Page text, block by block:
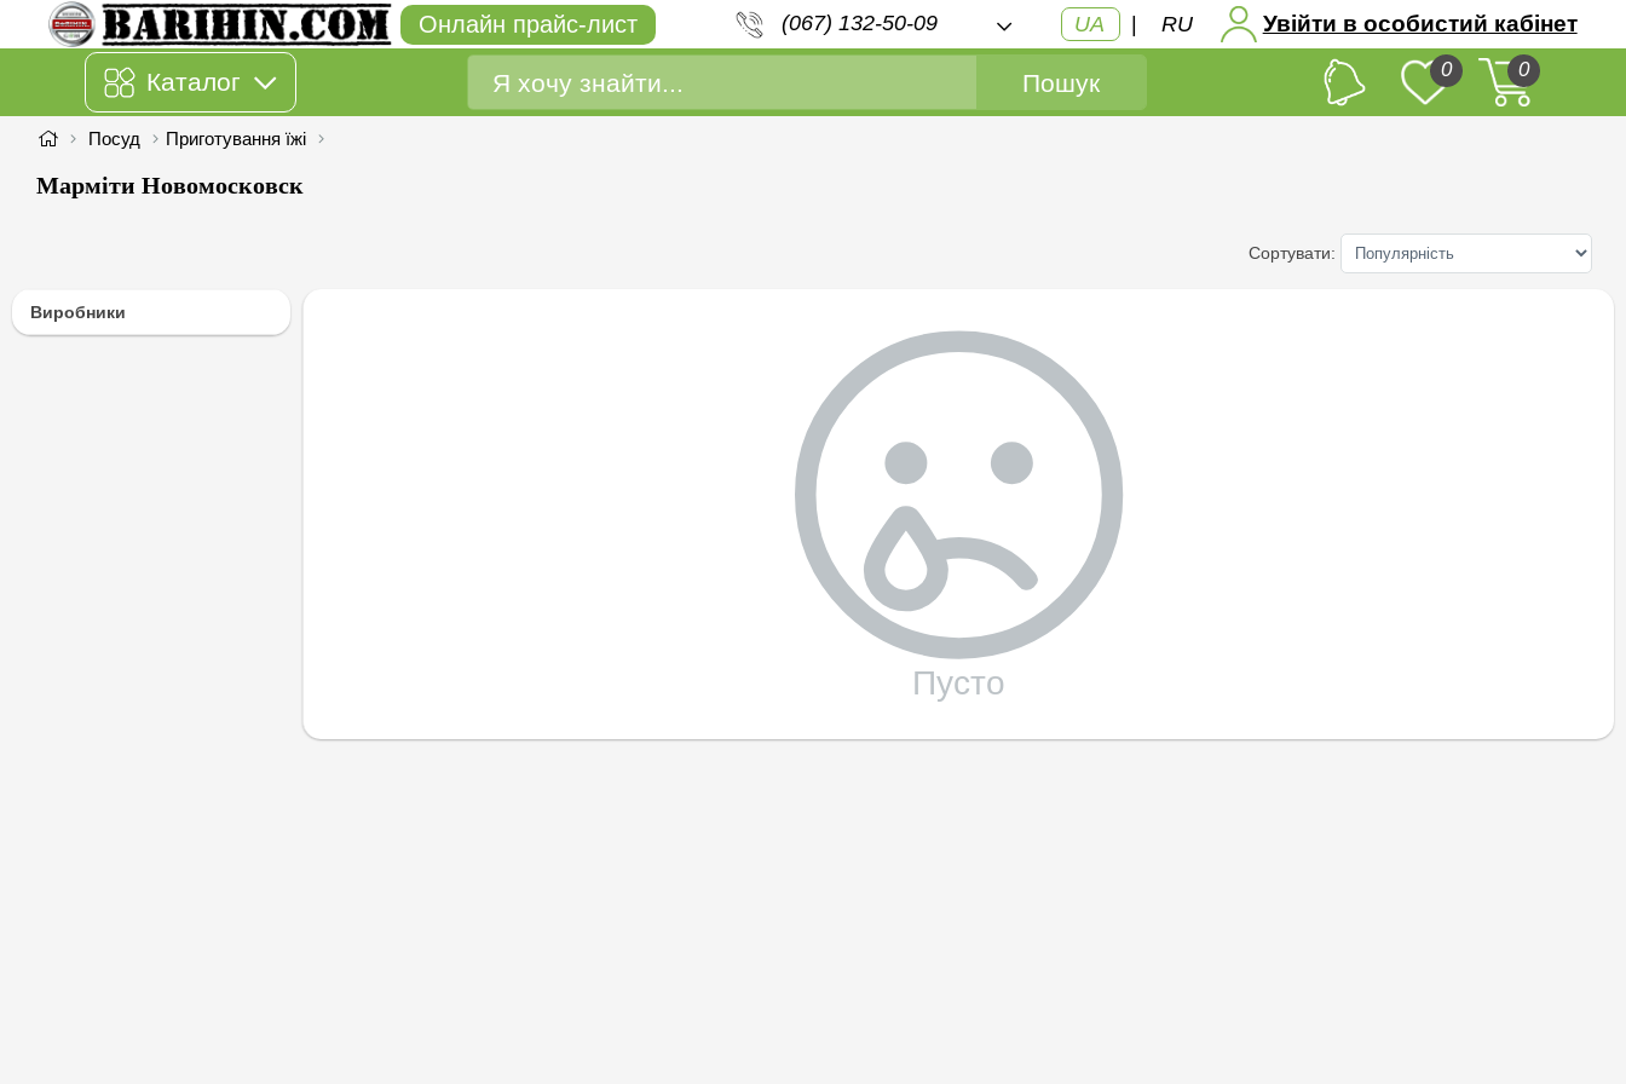
Онлайн прайс-лист (067) 132-50-09 UA | RU Увійти в особистий кабінет
Каталог Пошук 0 0
Посуд Приготування їжі
Марміти Новомосковск
Сортувати:
Виробники
Пусто